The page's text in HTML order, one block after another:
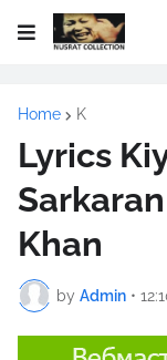
Home K
Lyrics
Khan
by Admin •